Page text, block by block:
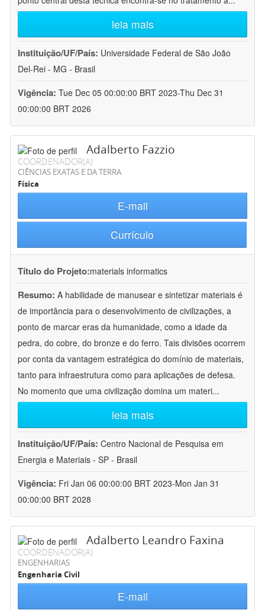
leia mais
Instituição/UF/País: Universidade Federal de São João
Del-Rei - MG - Brasil
Vigência: Tue Dec 05 00:00:00 BRT 2023-Thu Dec 31
00:00:00 BRT 2026
Adalberto Fazzio
COORDENADOR(A)
CIÊNCIAS EXATAS E DA TERRA
Física
E-mail
Currículo
Título do Projeto:materials informatics
Resumo: A habilidade de manusear e sintetizar materiais é
de importância para o desenvolvimento de civilizações, a
ponto de marcar eras da humanidade, como a idade da
pedra, do cobre, do bronze e do ferro. Tais divisões ocorrem
por conta da vantagem estratégica do domínio de materiais,
tanto para infraestrutura como para aplicações de defesa.
No momento que uma civilização domina um materi...
leia mais
Instituição/UF/País: Centro Nacional de Pesquisa em
Energia e Materiais - SP - Brasil
Vigência: Fri Jan 06 00:00:00 BRT 2023-Mon Jan 31
00:00:00 BRT 2028
Adalberto Leandro Faxina
COORDENADOR(A)
ENGENHARIAS
Engenharia Civil
E-mail